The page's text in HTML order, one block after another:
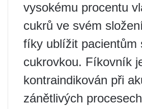
vysokému procentu
cukrů ve svém
fíky ublížit pacientům
cukrovkou. Fíkovník
kontraindikován při
zánětlivých